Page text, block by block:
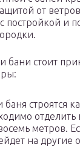
от
постройкой и
бани стоит
баня строятся
отделить
метров.
на другие